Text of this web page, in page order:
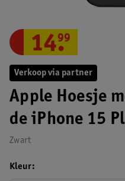
Verkoop via partner
Apple Hoesje
de iPhone 15
Zwart
14.
99
Kleur